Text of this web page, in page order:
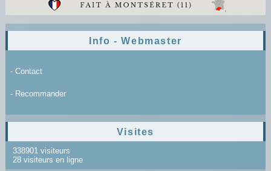
Info - Webmaster
- Contact
- Recommander
Visites
338901 visiteurs
28 visiteurs en ligne